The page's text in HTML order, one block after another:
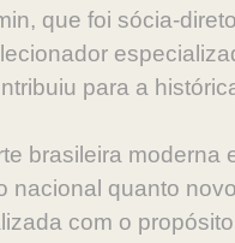
que foi sócia-
para a
brasileira
nacional quanto
com o